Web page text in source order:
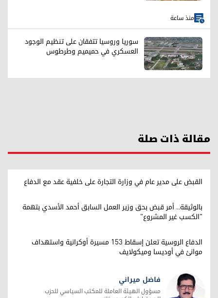
منذ ساعة
سوريا وروسيا تتفقان على تنظيم الوجود
العسكري في حميميم وطرطوس
مقالة ذات صلة
القبض على مدير عام في وزارة التجارة على خلفية عقد مع الدفاع
بالوثيقة.. أمر قبض بحق وزير العمل السابق أحمد الأسدي بتهمة
"الكسب غير المشروع"
الدفاع الروسية تعلن إسقاط 153 مسيرة أوكرانية واستهداف
موانئ في أوديسا وميكولايف
فاضل ميراني
مسؤول الهيئة العاملة للمكتب السياسي للحزب